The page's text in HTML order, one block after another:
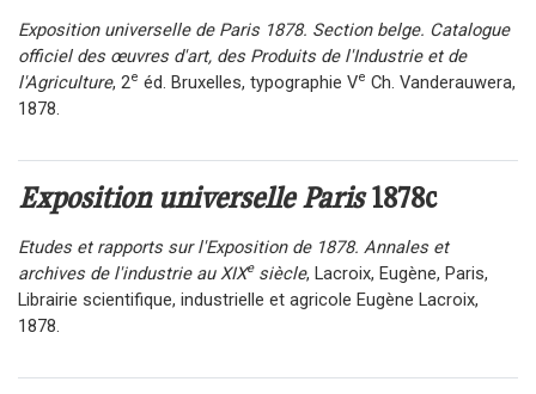
Exposition universelle de Paris 1878. Section belge. Catalogue
officiel des œuvres d'art, des Produits de l'Industrie et de
l'Agriculture, 2e éd. Bruxelles, typographie Ve Ch. Vanderauwera,
1878.
Exposition universelle Paris1878c
Etudes et rapports sur l'Exposition de 1878. Annales et
archives de l'industrie au XIXesiècle, Lacroix, Eugène, Paris,
Librairie scientifique, industrielle et agricole Eugène Lacroix,
1878.